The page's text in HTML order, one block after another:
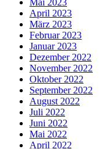
Mai 2023
April 2023
März 2023
Februar 2023
Januar 2023
Dezember 2022
November 2022
Oktober 2022
September 2022
August 2022
Juli 2022
Juni 2022
Mai 2022
April 2022